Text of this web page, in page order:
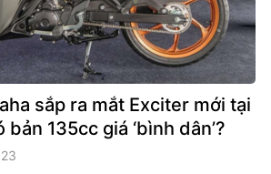
sắp ra mắt Exciter mới tại
135cc giá ‘bình dân’?